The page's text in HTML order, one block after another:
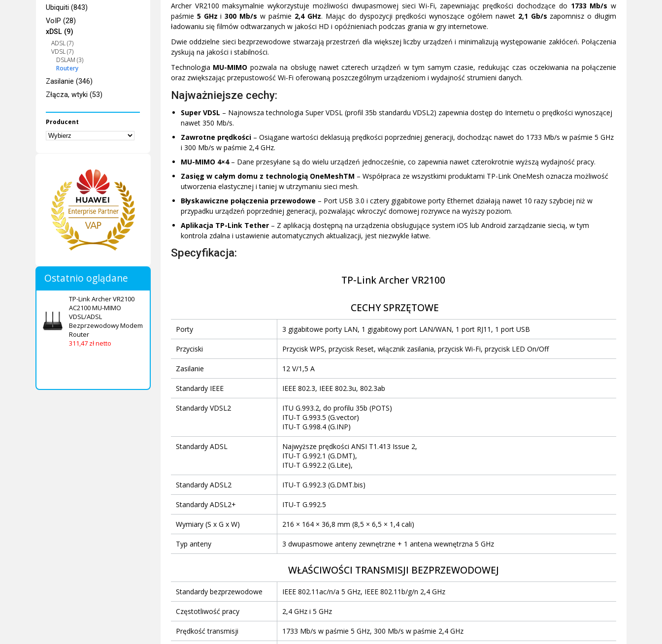
Ubiquiti (843)
VoIP (28)
xDSL (9)
ADSL (7)
VDSL (7)
DSLAM (3)
Routery
Zasilanie (346)
Złącza, wtyki (53)
Producent
Ostatnio oglądane
TP-Link Archer VR2100
AC2100 MU-MIMO
VDSL/ADSL
Bezprzewodowy Modem
Router
311,47 zł netto
Archer VR2100 maksymalnie wykorzystuje możliwości dwupasmowej sieci Wi-Fi, zapewniając prędkości dochodzące do 1733 Mb/s w
paśmie 5 GHz i300 Mb/s w paśmie 2,4 GHz. Mając do dyspozycji prędkości wynoszące ogółem nawet 2,1 Gb/s zapomnisz o długim
ładowaniu się filmów odtwarzanych w jakości HD i opóźnieniach podczas grania w gry internetowe.
Dwie oddzielne sieci bezprzewodowe stwarzają przestrzeń dla większej liczby urządzeń i minimalizują występowanie zakłóceń. Połączenia
zyskują na jakości i stabilności.
Technologia MU-MIMO pozwala na obsługę nawet czterech urządzeń w tym samym czasie, redukując czas oczekiwania na połączenie
oraz zwiększając przepustowość Wi-Fi oferowaną poszczególnym urządzeniom i wydajność strumieni danych.
Najważniejsze cechy:
Super VDSL – Najnowsza technologia Super VDSL (profil 35b standardu VDSL2) zapewnia dostęp do Internetu o prędkości wynoszącej
nawet 350 Mb/s.
Zawrotne prędkości – Osiągane wartości deklasują prędkości poprzedniej generacji, dochodząc nawet do 1733 Mb/s w paśmie 5 GHz
i 300 Mb/s w paśmie 2,4 GHz.
MU-MIMO 4×4 – Dane przesyłane są do wielu urządzeń jednocześnie, co zapewnia nawet czterokrotnie wyższą wydajność pracy.
Zasięg w całym domu z technologią OneMeshTM – Współpraca ze wszystkimi produktami TP-Link OneMesh oznacza możliwość
utworzenia elastycznej i taniej w utrzymaniu sieci mesh.
Błyskawiczne połączenia przewodowe – Port USB 3.0 i cztery gigabitowe porty Ethernet działają nawet 10 razy szybciej niż w
przypadku urządzeń poprzedniej generacji, pozwalając wkroczyć domowej rozrywce na wyższy poziom.
Aplikacja TP-Link Tether – Z aplikacją dostępną na urządzenia obsługujące system iOS lub Android zarządzanie siecią, w tym
kontrola zdalna i ustawienie automatycznych aktualizacji, jest niezwykle łatwe.
Specyfikacja:
TP-Link Archer VR2100
CECHY SPRZĘTOWE
Porty 3 gigabitowe porty LAN, 1 gigabitowy port LAN/WAN, 1 port RJ11, 1 port USB
Przyciski Przycisk WPS, przycisk Reset, włącznik zasilania, przycisk Wi-Fi, przycisk LED On/Off
Zasilanie 12 V/1,5 A
Standardy IEEE IEEE 802.3, IEEE 802.3u, 802.3ab
Standardy VDSL2
ITU G.993.2, do profilu 35b (POTS)
ITU-T G.993.5 (G.vector)
ITU-T G.998.4 (G.INP)
Standardy ADSL
Najwyższe prędkości ANSI T1.413 Issue 2,
ITU-T G.992.1 (G.DMT),
ITU-T G.992.2 (G.Lite),
Standardy ADSL2 ITU-T G.992.3 (G.DMT.bis)
Standardy ADSL2+ ITU-T G.992.5
Wymiary (S x G x W) 216 × 164 × 36,8 mm (8,5 × 6,5 × 1,4 cali)
Typ anteny 3 dwupasmowe anteny zewnętrzne + 1 antena wewnętrzna 5 GHz
WŁAŚCIWOŚCI TRANSMISJI BEZPRZEWODOWEJ
Standardy bezprzewodowe IEEE 802.11ac/n/a 5 GHz, IEEE 802.11b/g/n 2,4 GHz
Częstotliwość pracy 2,4 GHz i 5 GHz
Prędkość transmisji 1733 Mb/s w paśmie 5 GHz, 300 Mb/s w paśmie 2,4 GHz